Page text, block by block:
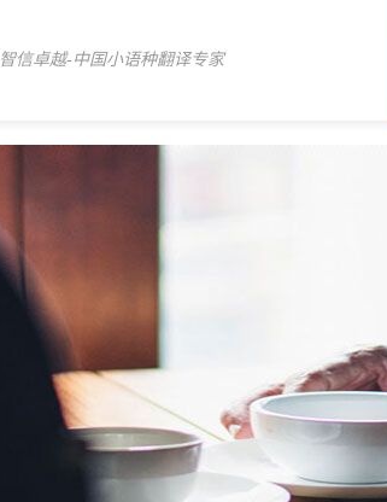
智信卓越-中国小语种翻译专家